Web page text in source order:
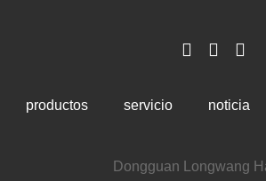
productos servicio noticia
Dongguan Longwang